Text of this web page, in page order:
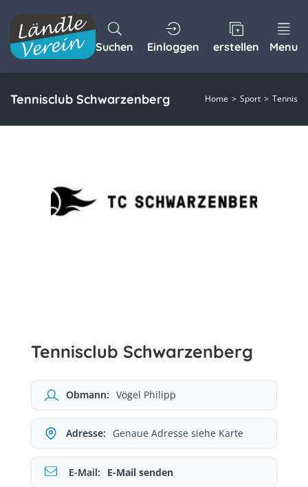
Suchen Einloggen erstellen Menu
Tennisclub Schwarzenberg Home Sport Tennis
Tennisclub Schwarzenberg
Obmann: Vögel Philipp
Adresse: Genaue Adresse siehe Karte
E-Mail: E-Mail senden